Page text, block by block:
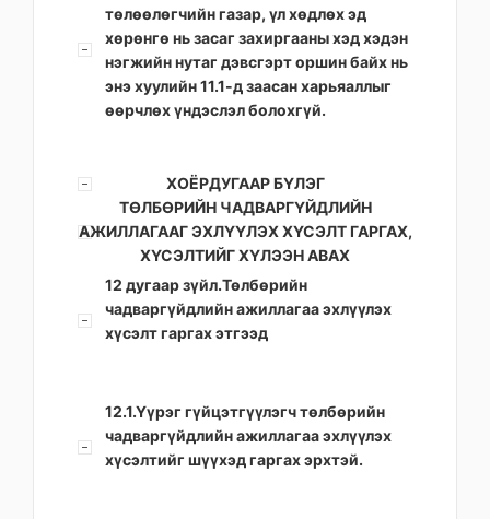
төлөөлөгчийн газар, үл хөдлөх эд
хөрөнгө нь засаг захиргааны хэд хэдэн
нэгжийн нутаг дэвсгэрт оршин байх нь
энэ хуулийн 11.1-д заасан харьяаллыг
өөрчлөх үндэслэл болохгүй.
ХОЁРДУГААР БҮЛЭГ
ТӨЛБӨРИЙН ЧАДВАРГҮЙДЛИЙН
АЖИЛЛАГААГ ЭХЛҮҮЛЭХ ХҮСЭЛТ ГАРГАХ,
ХҮСЭЛТИЙГ ХҮЛЭЭН АВАХ
12 дугаар зүйл.Төлбөрийн
чадваргүйдлийн ажиллагаа эхлүүлэх
хүсэлт гаргах этгээд
12.1.Үүрэг гүйцэтгүүлэгч төлбөрийн
чадваргүйдлийн ажиллагаа эхлүүлэх
хүсэлтийг шүүхэд гаргах эрхтэй.